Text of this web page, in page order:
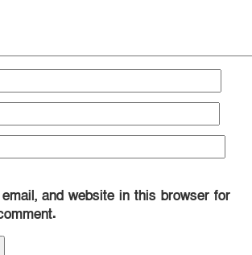
and website in this browser for